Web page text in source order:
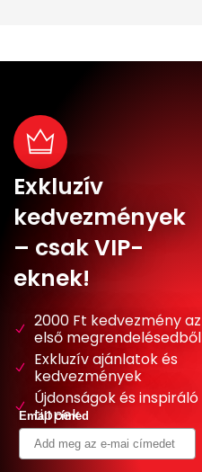
Exkluzív
kedvezmények
– csak VIP-
eknek!
2000 Ft kedvezmény az
első megrendelésedből
Exkluzív ajánlatok és
kedvezmények
Újdonságok és inspiráló
tippek
Email címed